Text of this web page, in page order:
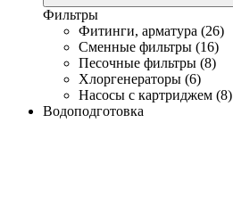
Фильтры
Фитинги, арматура (26)
Сменные фильтры (16)
Песочные фильтры (8)
Хлоргенераторы (6)
Насосы с картриджем (8)
Водоподготовка